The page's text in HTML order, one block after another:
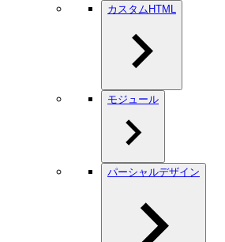
カスタムHTML
モジュール
パーシャルデザイン